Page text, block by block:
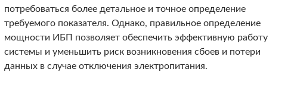
потребоваться более детальное и точное определение
требуемого показателя. Однако, правильное определение
мощности ИБП позволяет обеспечить эффективную работу
системы и уменьшить риск возникновения сбоев и потери
данных в случае отключения электропитания.